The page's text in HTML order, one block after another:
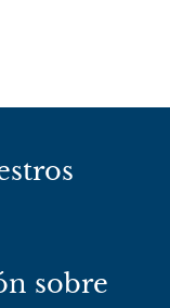
sobre